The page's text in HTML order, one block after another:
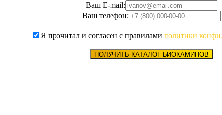
Ваш E-mail:
Ваш телефон:
Я прочитал и согласен с правилами политики
ПОЛУЧИТЬ КАТАЛОГ БИОКАМИНОВ